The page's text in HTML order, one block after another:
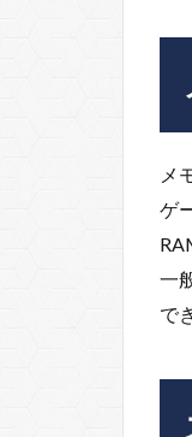
メ
ゲ
一
で